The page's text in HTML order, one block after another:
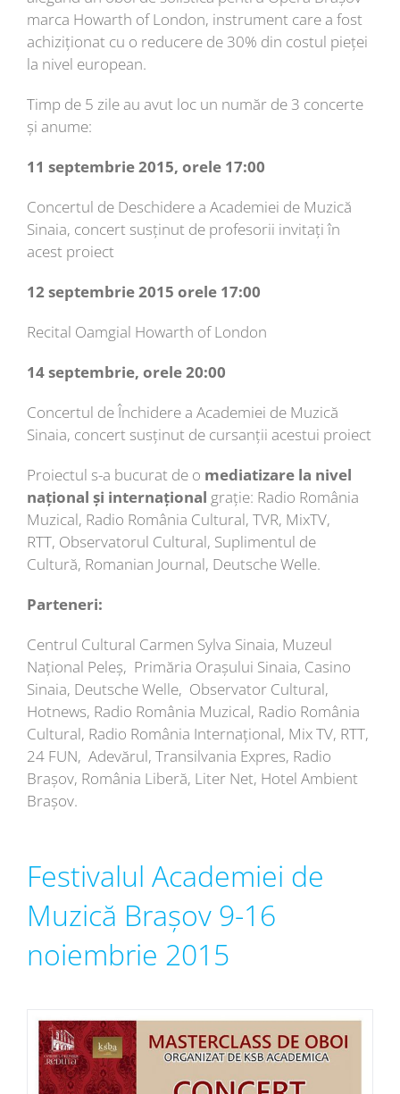
marca Howarth of London, instrument care a fost
achiziționat cu o reducere de 30% din costul pieței
la nivel european.
Timp de 5 zile au avut loc un număr de 3 concerte
și anume:
11 septembrie 2015, orele 17:00
Concertul de Deschidere a Academiei de Muzică
Sinaia, concert susținut de profesorii invitați în
acest proiect
12 septembrie 2015 orele 17:00
Recital Oamgial Howarth of London
14 septembrie, orele 20:00
Concertul de Închidere a Academiei de Muzică
Sinaia, concert susținut de cursanții acestui proiect
Proiectul s-a bucurat de o mediatizare la nivel
național și internațional grație: Radio România
Muzical, Radio România Cultural, TVR, MixTV,
RTT, Observatorul Cultural, Suplimentul de
Cultură, Romanian Journal, Deutsche Welle.
Parteneri:
Centrul Cultural Carmen Sylva Sinaia, Muzeul
Național Peleș, Primăria Orașului Sinaia, Casino
Sinaia, Deutsche Welle, Observator Cultural,
Hotnews, Radio România Muzical, Radio România
Cultural, Radio România Internațional, Mix TV, RTT,
24 FUN, Adevărul, Transilvania Expres, Radio
Brașov, România Liberă, Liter Net, Hotel Ambient
Brașov.
Festivalul Academiei de
Muzică Brașov 9-16
noiembrie 2015